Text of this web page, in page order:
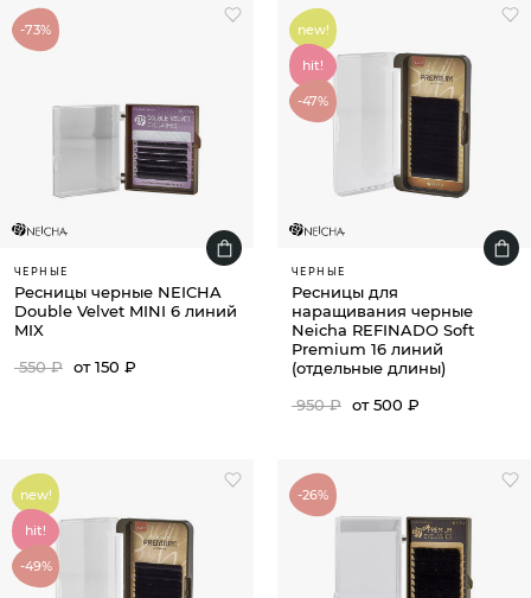
-73%
ЧЕРНЫЕ
Ресницы черные NEICHA
Double Velvet MINI 6 линий
MIX
550 ₽ от 150 ₽
new!
hit!
-47%
ЧЕРНЫЕ
Ресницы для
наращивания черные
Neicha REFINADO Soft
Premium 16 линий
(отдельные длины)
950 ₽ от 500 ₽
new!
hit!
-49%
-26%